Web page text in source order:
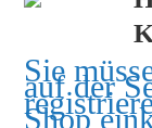
Sie
auf der
Shop